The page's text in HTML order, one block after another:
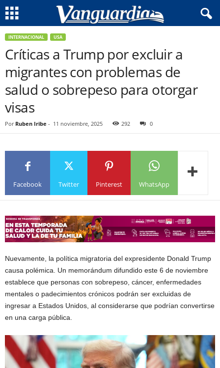
INTERNACIONAL USA
Críticas a Trump por excluir a
migrantes con problemas de
salud o sobrepeso para otorgar
visas
Por Ruben Iribe - 11 noviembre, 2025 292 0
Facebook Twitter Pinterest WhatsApp
Nuevamente, la política migratoria del expresidente Donald Trump
causa polémica. Un memorándum difundido este 6 de noviembre
establece que personas con sobrepeso, cáncer, enfermedades
mentales o padecimientos crónicos podrán ser excluidas de
ingresar a Estados Unidos, al considerarse que podrían convertirse
en una carga pública.